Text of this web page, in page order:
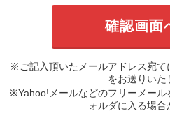
※ご記入頂いたメールアドレス宛
をお送りいた
※Yahoo!メールなどのフリーメール
ォルダに入る場合